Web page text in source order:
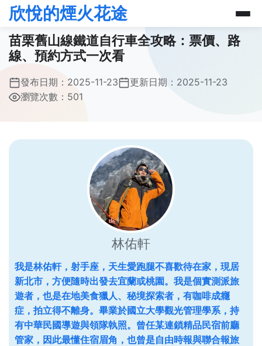
欣悅的煙火花途
苗栗舊山線鐵道自行車全攻略：票價、路
線、預約方式一次看
發布日期： 2025-11-23 更新日期： 2025-11-23
瀏覽次數：501
林佑軒
我是林佑軒，射手座，天生愛跑腿不喜歡待在家，現居
新北市，方便隨時出發去宜蘭或桃園。我是個實測派旅
遊者，也是在地美食獵人、秘境探索者，有咖啡成癮
症，拍立得不離身。畢業於國立大學觀光管理學系，持
有中華民國導遊與領隊執照。曾任某連鎖精品民宿前廳
管家，因此最懂住宿眉角，也曾是自由時報與聯合報旅